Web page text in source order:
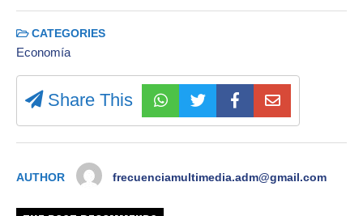
CATEGORIES
Economía
Share This
AUTHOR frecuenciamultimedia.adm@gmail.com